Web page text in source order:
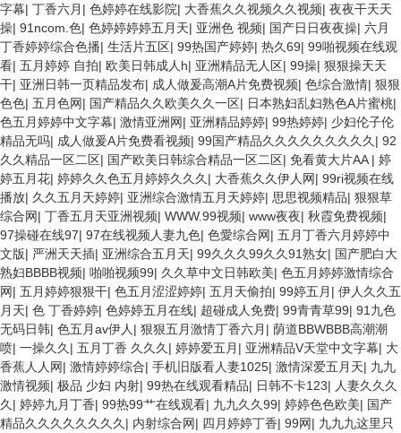
字幕| 丁香六月 | 色婷婷在线影院| 大香蕉久久视频久久视频| 夜夜干天天
操| 91ncom.色| 色婷婷婷婷五月天| 亚洲色 视频| 国产日日夜夜操| 六月
丁香婷婷综合色播| 生活片五区| 99热国产婷婷| 热久69| 99啪视频在线观
看| 五月婷婷 自拍| 欧美日韩成人h| 亚洲精品无人区| 99操| 狠狠操天天
干| 亚洲日韩一页精品发布| 成人做爰高潮A片免费视频| 色综合激情| 狠狠
色色| 五月色网| 国产精品久久欧美久久一区| 日本熟妇乱妇熟色A片蜜桃|
色五月婷婷中文字幕| 激情亚洲网| 亚洲精品婷婷| 99热婷婷| 少妇伦子伦
精品无吗| 成人做爰A片免费看视频| 99国产精品久久久久久久久久久 | 92
久久精品一区二区| 国产欧美日韩综合精品一区二区| 免看黄大片AA | 婷
婷五月花| 婷婷久久色五月婷婷久久久 | 大香蕉久久伊人网| 99ri视频在线
播放| 久久五月天婷婷| 亚洲综合激情五月天婷婷| 思思视频精品| 狠狠草
综合网| 丁香五月天亚洲视频| WWW.99视频| www夜夜| 秋霞免费视频|
97操碰在线97| 97在线视频人妻九色| 色愛综合网| 五月丁香六月婷婷中
文版| 严洲天天插| 亚洲综合五月天| 99久久久99久久91熟女| 国产肥白大
熟妇BBBB视频| 啪啪视频99| 久久草中文日韩欧美| 色五月婷婷激情综合
网| 五月婷婷狠狠干| 色五月涩涩婷婷| 五月天偷拍| 99婷五月 | 伊人久久五
月天| 色 丁香婷婷| 色婷婷五月在线| 超碰成人免费| 99青青草99| 91九色
无码日韩| 色五月av伊人 | 狠狠五月激情丁香六月 | 荫道BBWBBB高潮潮
喷| 一操久久 | 五月丁香 久久久 | 婷婷爱五月 | 亚洲精品V天堂中文字幕| 大
香蕉人人网| 激情婷婷综合| 手机旧版看人妻1025| 激情深爱五月天| 九九
激情视频| 极品 少妇 内射| 99热在线观看精品| 日韩不卡123| 人妻久久久
久 | 婷婷九月丁香| 99热99艹在线观看| 九九久久99| 婷婷色色欧美| 国产
精品久久久久久久久久 | 内射综合网| 四月婷婷丁香| 99网| 九九九这里只